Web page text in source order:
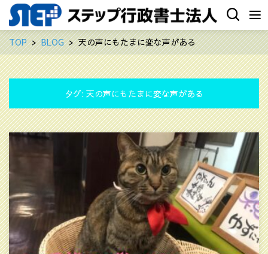
TOP BLOG 天の声にもたまに変な声がある
タグ: 天の声にもたまに変な声がある